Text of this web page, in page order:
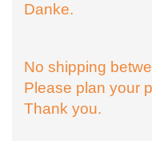
Danke.
No shipping
Please plan your
Thank you.